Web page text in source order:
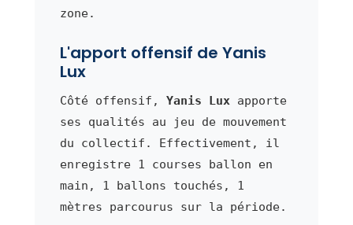
zone.
L'apport offensif de Yanis
Lux
Côté offensif, Yanis Luxapporte
ses qualités au jeu de mouvement
du collectif. Effectivement, il
enregistre 1 courses ballon en
main, 1 ballons touchés, 1
mètres parcourus sur la période.